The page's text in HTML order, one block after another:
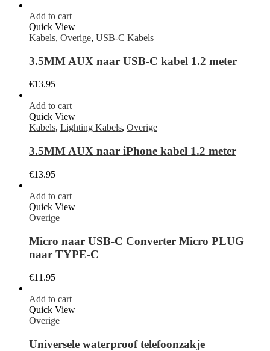
Add to cart
Quick View
Kabels, Overige, USB-C Kabels
3.5MM AUX naar USB-C kabel 1.2 meter
€13.95
Add to cart
Quick View
Kabels, Lighting Kabels, Overige
3.5MM AUX naar iPhone kabel 1.2 meter
€13.95
Add to cart
Quick View
Overige
Micro naar USB-C Converter Micro PLUG
naar TYPE-C
€11.95
Add to cart
Quick View
Overige
Universele waterproof telefoonzakje